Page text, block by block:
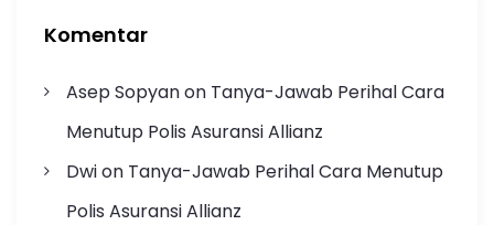
Komentar
Asep Sopyanon Tanya-Jawab Perihal Cara
Menutup Polis Asuransi Allianz
Dwion Tanya-Jawab Perihal Cara Menutup
Polis Asuransi Allianz